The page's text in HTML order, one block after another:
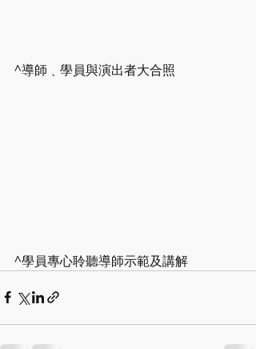
^導師﹑學員與演出者大合照
^學員專心聆聽導師示範及講解